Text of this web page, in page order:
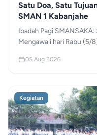
Satu Doa, Satu
SMAN 1 Kabanjahe
Ibadah Pagi
Mengawali hari Rabu (5/
Mushola (Muslim) dan
05 Aug 2026
Kegiatan